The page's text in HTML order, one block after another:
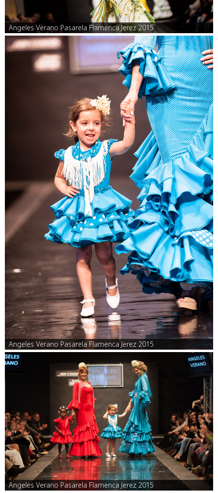
Angeles Verano Pasarela Flamenca Jerez 2015
Angeles Verano Pasarela Flamenca Jerez 2015
Angeles Verano Pasarela Flamenca Jerez 2015